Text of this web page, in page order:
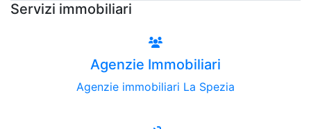
Servizi immobiliari
Agenzie Immobiliari
Agenzie immobiliari La Spezia